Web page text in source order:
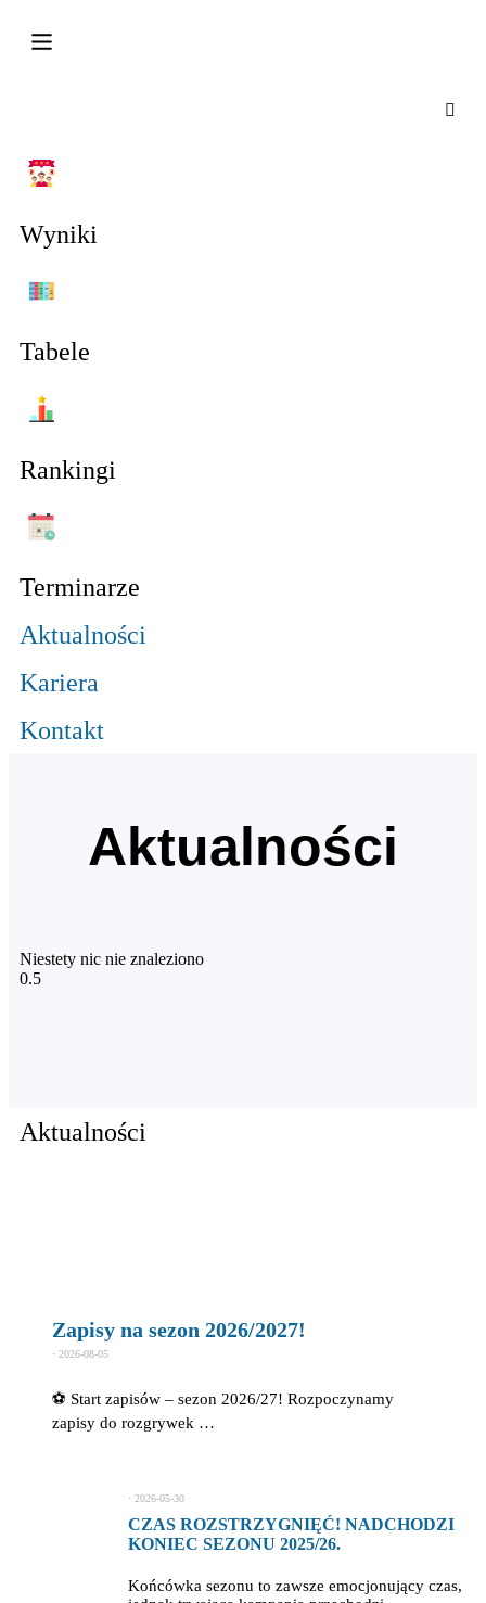
Wyniki
Tabele
Rankingi
Terminarze
Aktualności
Kariera
Kontakt
Aktualności
Niestety nic nie znaleziono
Aktualności
Zapisy na sezon 2026/2027!
⋅ 2026-08-05
⚽ Start zapisów – sezon 2026/27! Rozpoczynamy
zapisy do rozgrywek …
CZAS ROZSTRZYGNIĘĆ! NADCHODZI
KONIEC SEZONU 2025/26.
⋅ 2026-05-30
Końcówka sezonu to zawsze emocjonujący czas,